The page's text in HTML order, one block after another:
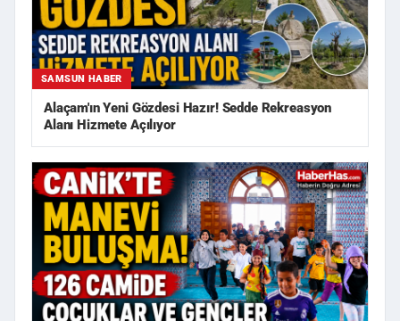
SAMSUN HABER
Alaçam'ın Yeni Gözdesi Hazır! Sedde Rekreasyon
Alanı Hizmete Açılıyor